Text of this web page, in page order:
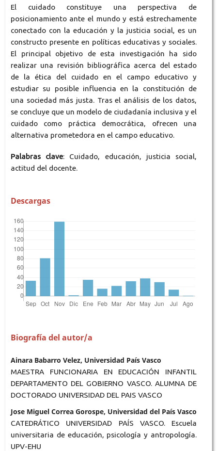
El cuidado constituye una perspectiva de
posicionamiento ante el mundo y está estrechamente
conectado con la educación y la justicia social, es un
constructo presente en políticas educativas y sociales.
El principal objetivo de esta investigación ha sido
realizar una revisión bibliográfica acerca del estado
de la ética del cuidado en el campo educativo y
estudiar su posible influencia en la constitución de
una sociedad más justa. Tras el análisis de los datos,
se concluye que un modelo de ciudadanía inclusiva y el
cuidado como práctica democrática, ofrecen una
alternativa prometedora en el campo educativo.
Palabras clave: Cuidado, educación, justicia social,
actitud del docente.
Descargas
Biografía del autor/a
Ainara Babarro Velez, Universidad País Vasco
MAESTRA FUNCIONARIA EN EDUCACIÓN INFANTIL
DEPARTAMENTO DEL GOBIERNO VASCO. ALUMNA DE
DOCTORADO UNIVERSIDAD DEL PAIS VASCO
Jose Miguel Correa Gorospe, Universidad del País Vasco
CATEDRÁTICO UNIVERSIDAD PAÍS VASCO. Escuela
universitaria de educación, psicología y antropología.
UPV-EHU